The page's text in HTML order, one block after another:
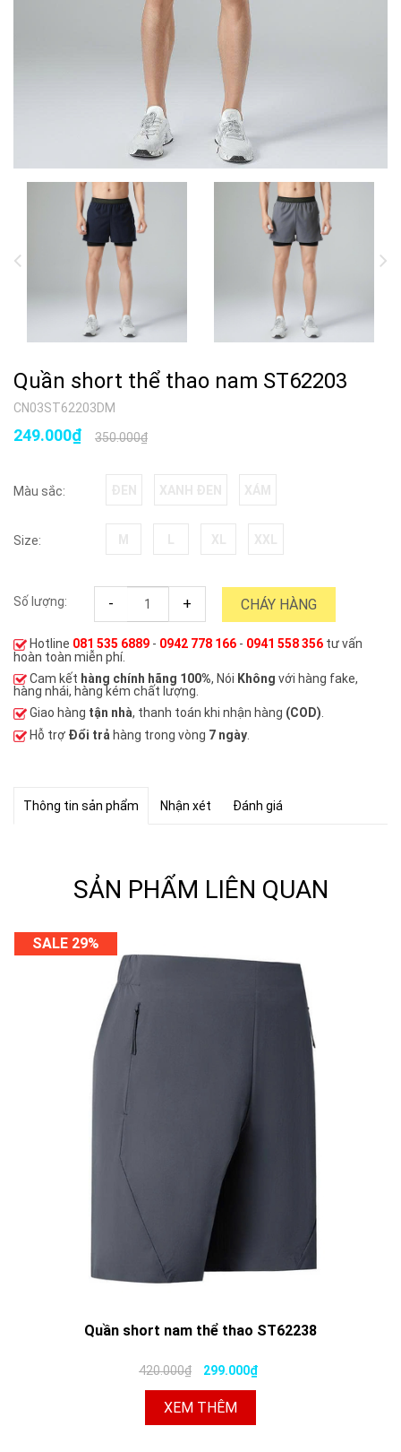
Quần short thể thao nam ST62203
CN03ST62203DM
350.000₫
249.000₫
Màu sắc:
Size:
Số lượng: - + CHÁY HÀNG
Hotline 081 535 6889 - 0942 778 166 - 0941 558 356 tư vấn
hoàn toàn miễn phí.
Cam kết hàng chính hãng 100%, Nói Không với hàng fake,
hàng nhái, hàng kém chất lượng.
Giao hàng tận nhà, thanh toán khi nhận hàng (COD).
Hỗ trợ Đổi trả hàng trong vòng 7 ngày
Thông tin sản phẩm Nhận xét Đánh giá
SẢN PHẨM LIÊN QUAN
SALE 29%
Quần short nam thể thao ST62238
420.000₫ 299.000₫
XEM THÊM